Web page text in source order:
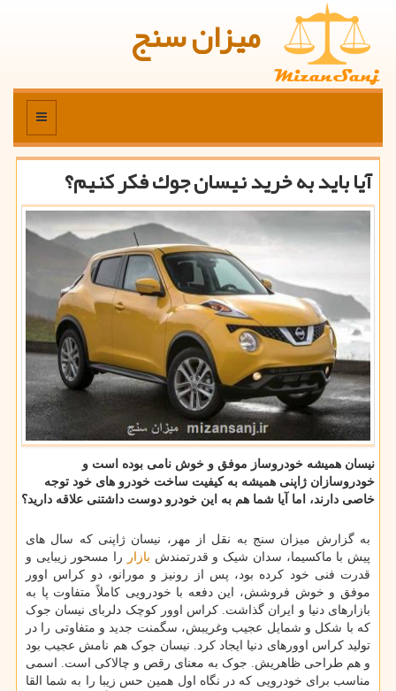
میزان سنج
منو
آیا باید به خرید نیسان جوك فكر كنیم؟
نیسان همیشه خودروساز موفق و خوش نامی بوده است و
خودروسازان ژاپنی همیشه به كیفیت ساخت خودرو های خود توجه
خاصی دارند، اما آیا شما هم به این خودرو دوست داشتنی علاقه دارید؟
به گزارش میزان سنج به نقل از مهر، نیسان ژاپنی که سال های
پیش با ماکسیما، سدان شیک و قدرتمندش بازار
را مسحور زیبایی و
قدرت فنی خود کرده بود، پس از رونیز و مورانو، دو کراس اوور
موفق و خوش فروشش، این دفعه با خودرویی کاملاً متفاوت پا به
بازارهای دنیا و ایران گذاشت. کراس اوور کوچک دلربای نیسان جوک
که با شکل و شمایل عجیب وغریبش، سگمنت جدید و متفاوتی را در
تولید کراس اوورهای دنیا ایجاد کرد. نیسان جوک هم نامش عجیب بود
و هم طراحی ظاهریش. جوک به معنای رقص و چالاکی است. اسمی
مناسب برای خودرویی که در نگاه اول همین حس زیبا را به شما القا